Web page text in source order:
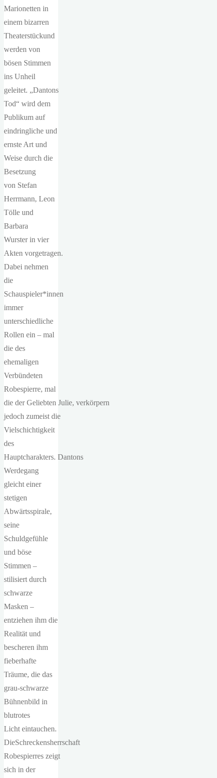
Marionetten in
einem bizarren
Theaterstückund
werden von
bösen Stimmen
ins Unheil
geleitet. „Dantons
Tod“ wird dem
Publikum auf
eindringliche und
ernste Art und
Weise durch die
Besetzung
von Stefan
Herrmann, Leon
Tölle und
Barbara
Wurster in vier
Akten vorgetragen.
Dabei nehmen
die
Schauspieler*innen
immer
unterschiedliche
Rollen ein – mal
die des
ehemaligen
Verbündeten
Robespierre, mal
die der Geliebten Julie, verkörpern
jedoch zumeist die
Vielschichtigkeit
des
Hauptcharakters. Dantons
Werdegang
gleicht einer
stetigen
Abwärtsspirale,
seine
Schuldgefühle
und böse
Stimmen –
stilisiert durch
schwarze
Masken –
entziehen ihm die
Realität und
bescheren ihm
fieberhafte
Träume, die das
grau-schwarze
Bühnenbild in
blutrotes
Licht eintauchen.
DieSchreckensherrschaft
Robespierres zeigt
sich in der